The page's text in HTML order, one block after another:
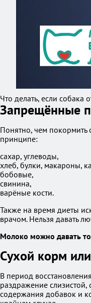
Что делать, если
Запрещённые
Понятно, чем покормить
принципе:
сахар, углеводы,
хлеб, булки, макароны,
бобовые,
свинина,
варёные кости.
Также на время диеты
врачом. Нельзя давать
Молоко можно давать
Сухой корм
В период
раздражение
содержания добавок и